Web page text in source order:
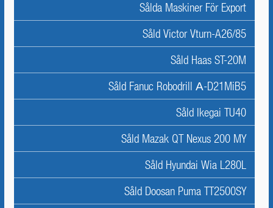
Sålda Maskiner För Export
Såld Victor Vturn-A26/85
Såld Haas ST-20M
Såld Fanuc Robodrill Α-D21MiB5
Såld Ikegai TU40
Såld Mazak QT Nexus 200 MY
Såld Hyundai Wia L280L
Såld Doosan Puma TT2500SY